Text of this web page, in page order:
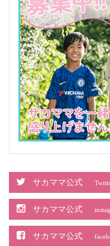
サカママ公式
サカママ公式
サカママ公式